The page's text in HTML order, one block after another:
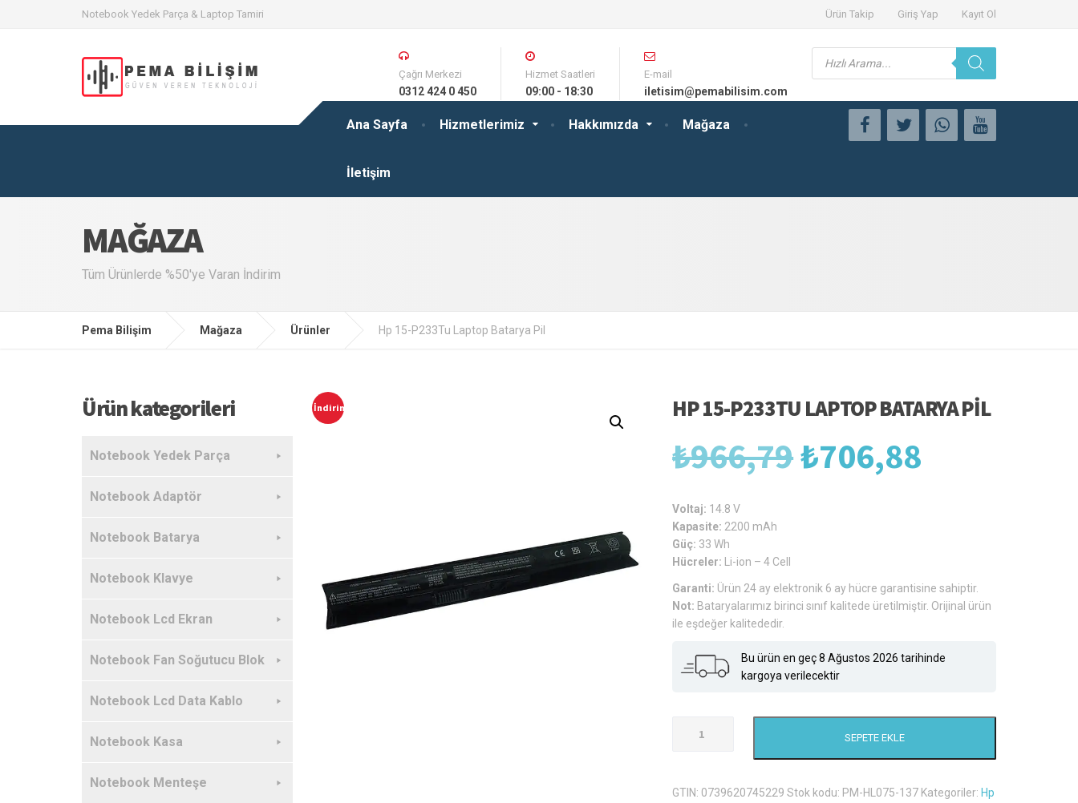
Notebook Yedek Parça & Laptop Tamiri Ürün Takip Giriş Yap Kayıt Ol
Ana Sayfa Hizmetlerimiz Hakkımızda Mağaza
İletişim
Çağrı Merkezi
0312 424 0 450
Hizmet Saatleri
09:00 - 18:30
E-mail
iletisim@pemabilisim.com
Products
search
MAĞAZA
Tüm Ürünlerde %50'ye Varan İndirim
Pema Bilişim Mağaza Ürünler Hp 15-P233Tu Laptop Batarya Pil
İndirim! HP 15-P233TU LAPTOP BATARYA PIL
₺966,79Orijinal
₺706,88
₺706,88.
Voltaj: 14.8 V
Kapasite: 2200 mAh
Güç: 33 Wh
Hücreler:
Li-ion – 4 Cell
Garanti: Ürün 24 ay elektronik 6 ay hücre garantisine sahiptir.
Not: Bataryalarımız birinci sınıf kalitede üretilmiştir. Orijinal ürün
ile eşdeğer kalitededir.
Bu ürün en geç 8 Ağustos 2026 tarihinde
kargoya verilecektir
Batarya
SEPETE EKLE
GTIN: 0739620745229 Stok kodu: PM-HL075-137 Kategoriler: Hp
Ürün kategorileri
Notebook Yedek Parça
Notebook Adaptör
Notebook Batarya
Notebook Klavye
Notebook Lcd Ekran
Notebook Fan Soğutucu Blok
Notebook Lcd Data Kablo
Notebook Kasa
Notebook Menteşe